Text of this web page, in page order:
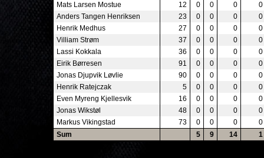
Mats Larsen Mostue
12 0 0 0
0
Anders Tangen Henriksen
23 0 0 0
0
Henrik Medhus
27 0 0 0
0
Villiam Strøm
37 0 0 0
0
Lassi Kokkala
36 0 0 0
0
Eirik Børresen
91 0 0 0
0
Jonas Djupvik Løvlie
90 0 0 0
0
Henrik Ratejczak
5 0 0 0
0
Even Myreng Kjellesvik
16 0 0 0
0
Jonas Wikstøl
48 0 0 0
0
Markus Vikingstad
73 0 0 0
0
Sum
5 9 14 1